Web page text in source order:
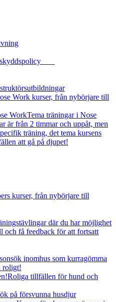
Work kurser, från nybörjare till
WorkTema träningar i Nose
är från 2 timmar och uppåt, men
träning, det tema kursens
att gå på djupet!
kurser, från nybörjare till
där du har möjlighet
och få feedback för att fortsatt
inomhus som kurragömma
roligt!
Roliga tillfällen för hund och
på försvunna husdjur